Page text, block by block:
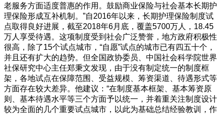
老服务方面适度普惠的作用。鼓励商业保险与社会基本长期护
理保险形成互补机制。”自2016年以来，长期护理保险制度试
点取得良好进展，截至2018年6月底，覆盖5700万人，18.45
万人享受待遇。这项制度受到社会广泛赞誉，地方政府积极性
很高，除了15个试点城市，“自愿”试点的城市已有四五十个，
并且还有扩大的趋势。但全国政协委员、中国社会科学院世界
社保研究中心主任郑秉文发现，由于没有制定统一的制度框
架，各地试点在保障范围、受益规模、筹资渠道、待遇形式等
方面存在较大差异。他建议：“在制度基本框架、基本筹资原
则、基本待遇水平等三个方面予以统一，并着重关注制度设计
较为全面的几个重要试点城市，以此为基础总结经验教训，作